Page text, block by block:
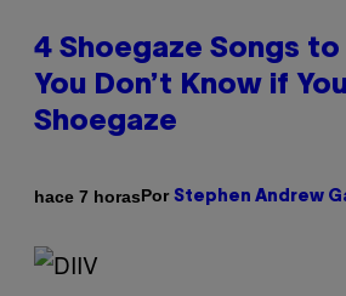
4 Shoegaze Songs
You Don’t Know if
Shoegaze
hace 7 horasPor Stephen Andrew